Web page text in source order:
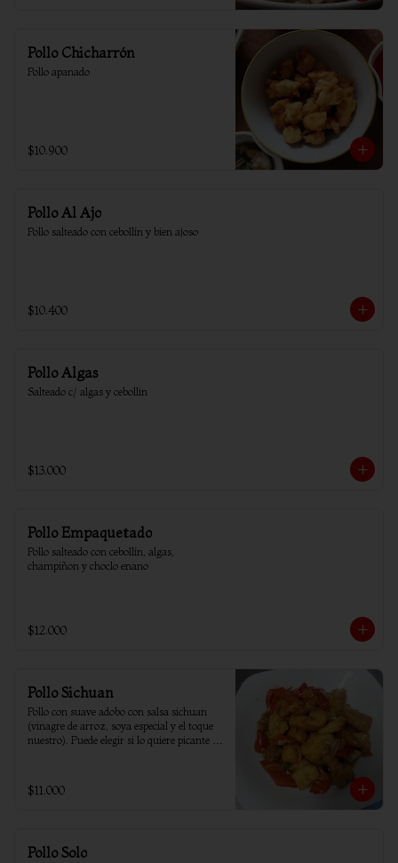
Pollo Chicharrón
Pollo apanado
$10.900
Pollo Al Ajo
Pollo salteado con cebollín y bien ajoso
$10.400
Pollo Algas
Salteado c/ algas y cebollin
$13.000
Pollo Empaquetado
Pollo salteado con cebollín, algas,
champiñon y choclo enano
$12.000
Pollo Sichuan
Pollo con suave adobo con salsa sichuan
(vinagre de arroz, soya especial y el toque
nuestro). Puede elegir si lo quiere picante o
$11.000
Pollo Solo